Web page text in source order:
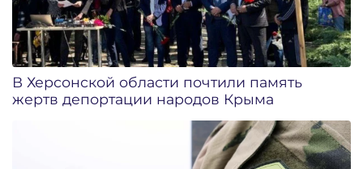
В Херсонской области почтили память
жертв депортации народов Крыма